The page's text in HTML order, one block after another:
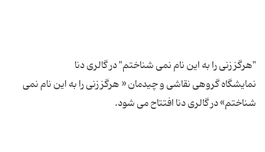
نمایشگاه گروهی نقاشی و چیدمان « هرگز زنی را به این نام نمی